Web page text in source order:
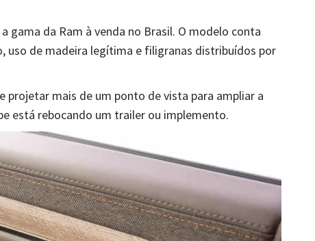
gama da Ram à venda no Brasil. O modelo conta
uso de madeira legítima e filigranas distribuídos por
projetar mais de um ponto de vista para ampliar a
está rebocando um trailer ou implemento.